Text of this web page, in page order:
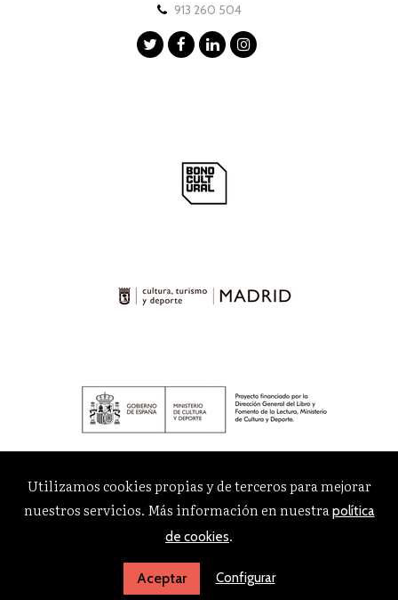
913 260 504
Utilizamos cookies propias y de terceros para mejorar
nuestros servicios. Más información en nuestrapolítica
de cookies.
Aceptar Configurar